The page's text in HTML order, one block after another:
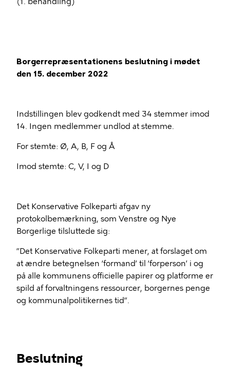
Borgerrepræsentationens beslutning i mødet
den 15. december 2022
Indstillingen blev godkendt med 34 stemmer imod
14. Ingen medlemmer undlod at stemme.
For stemte: Ø, A, B, F og Å
Imod stemte: C, V, I og D
Det Konservative Folkeparti afgav ny
protokolbemærkning, som Venstre og Nye
Borgerlige tilsluttede sig:
”Det Konservative Folkeparti mener, at forslaget om
at ændre betegnelsen ‘formand’ til ‘forperson’ i og
på alle kommunens officielle papirer og platforme er
spild af forvaltningens ressourcer, borgernes penge
og kommunalpolitikernes tid”.
Beslutning